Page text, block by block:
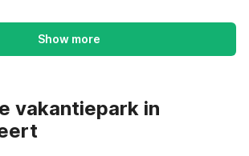
Show more
vakantiepark in